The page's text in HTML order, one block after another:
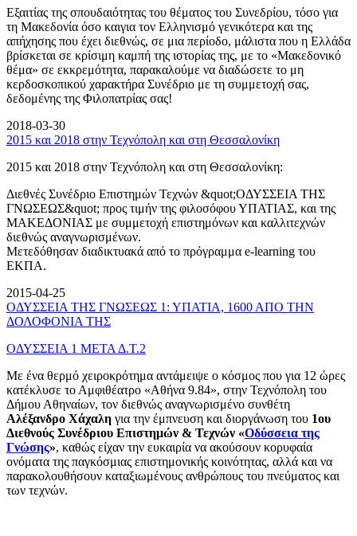
Εξαιτίας της σπουδαιότητας του θέματος του Συνεδρίου, τόσο για
τη Μακεδονία όσο καιγια τον Ελληνισμό γενικότερα και της
απήχησης που έχει διεθνώς, σε μια περίοδο, μάλιστα που η Ελλάδα
βρίσκεται σε κρίσιμη καμπή της ιστορίας της, με το «Μακεδονικό
θέμα» σε εκκρεμότητα, παρακαλούμε να διαδώσετε το μη
κερδοσκοπικού χαρακτήρα Συνέδριο με τη συμμετοχή σας,
δεδομένης της Φιλοπατρίας σας!
2018-03-30
2015 και 2018 στην Τεχνόπολη και στη Θεσσαλονίκη
2015 και 2018 στην Τεχνόπολη και στη Θεσσαλονίκη:
Διεθνές Συνέδριο Επιστημών Τεχνών &quot;ΟΔΥΣΣΕΙΑ ΤΗΣ
ΓΝΩΣΕΩΣ&quot; προς τιμήν της φιλοσόφου ΥΠΑΤΙΑΣ, και της
ΜΑΚΕΔΟΝΙΑΣ με συμμετοχή επιστημόνων και καλλιτεχνών
διεθνώς αναγνωρισμένων.
Μετεδόθησαν διαδικτυακά από το πρόγραμμα e-learning του
ΕΚΠΑ.
2015-04-25
ΟΔΥΣΣΕΙΑ ΤΗΣ ΓΝΩΣΕΩΣ 1: ΥΠΑΤΙΑ, 1600 ΑΠΟ ΤΗΝ
ΔΟΛΟΦΟΝΙΑ ΤΗΣ
ΟΔΥΣΣΕΙΑ 1 ΜΕΤΑ Δ.Τ.2
Με ένα θερμό χειροκρότημα αντάμειψε ο κόσμος που για 12 ώρες
κατέκλυσε το Αμφιθέατρο «Αθήνα 9.84», στην Τεχνόπολη του
Δήμου Αθηναίων, τον διεθνώς αναγνωρισμένο συνθέτη
Αλέξανδρο Χάχαλη για την έμπνευση και διοργάνωση του 1ου
Διεθνούς Συνέδριου Επιστημών & Τεχνών «Οδύσσεια της
Γνώσης», καθώς είχαν την ευκαιρία να ακούσουν κορυφαία
ονόματα της παγκόσμιας επιστημονικής κοινότητας, αλλά και να
παρακολουθήσουν καταξιωμένους ανθρώπους του πνεύματος και
των τεχνών.